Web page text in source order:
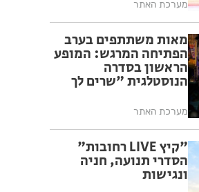
מערכת האתר
מאות משתתפים בערב
הפתיחה המרגש: המופע
הראשון בסדרה
הנוסטלגית "שרים לך
ה-17
מערכת האתר
"קיץ LIVE רחובות"
הסדרי תנועה, חניה
ונגישות